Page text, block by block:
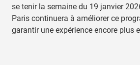
se tenir la semaine du 19 janvier
Paris continuera à améliorer ce
garantir une expérience encore plus